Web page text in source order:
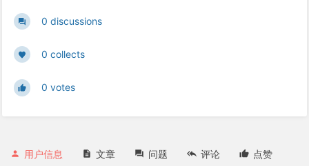
0 discussions
0 collects
0 votes
用户信息 文章 问题 评论 点赞